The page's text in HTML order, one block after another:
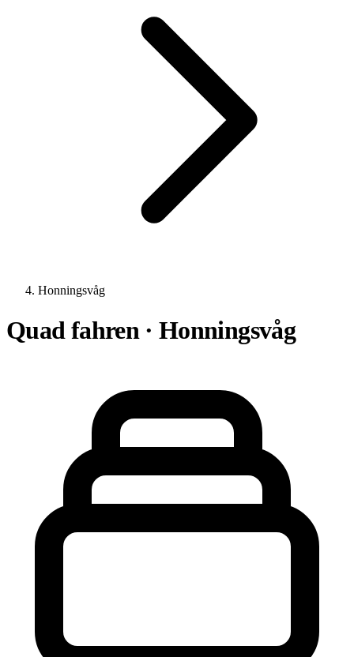
Honningsvåg
Quad fahren · Honningsvåg